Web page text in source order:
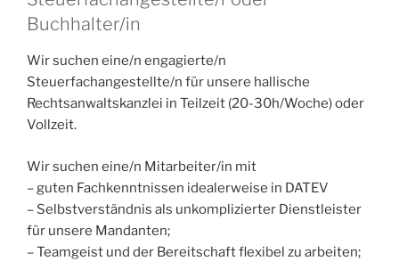
Buchhalter/in
Wir suchen eine/n engagierte/n
Steuerfachangestellte/n für unsere hallische
Rechtsanwaltskanzlei in Teilzeit (20-30h/Woche) oder
Vollzeit.
Wir suchen eine/n Mitarbeiter/in mit
– guten Fachkenntnissen idealerweise in DATEV
– Selbstverständnis als unkomplizierter Dienstleister
für unsere Mandanten;
– Teamgeist und der Bereitschaft flexibel zu arbeiten;